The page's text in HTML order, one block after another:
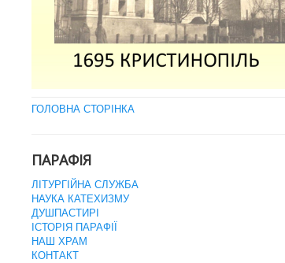
ГОЛОВНА СТОРІНКА
ПАРАФІЯ
ЛІТУРГІЙНА СЛУЖБА
НАУКА КАТЕХИЗМУ
ДУШПАСТИРІ
ІСТОРІЯ ПАРАФІЇ
НАШ ХРАМ
КОНТАКТ